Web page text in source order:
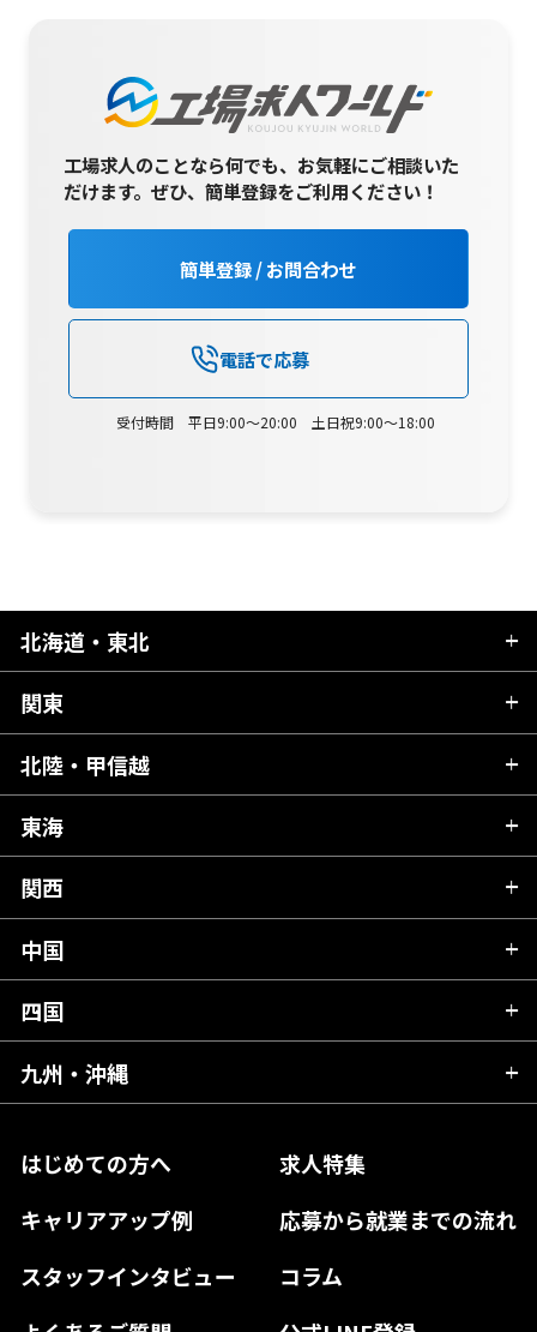
工場求人のことなら何でも、お気軽にご相談いた
だけます。ぜひ、簡単登録をご利用ください！
簡単登録 / お問合わせ
電話で応募
受付時間 平日9:00～20:00 土日祝9:00～18:00
はじめての方へ
求人特集
キャリアアップ例
応募から就業までの流れ
スタッフインタビュー
コラム
北海道・東北
北海道
青森県
秋田県
岩手県
宮城県
福島県
関東
茨城県
栃木県
群馬県
千葉県
東京都
神奈川県
北陸・甲信越
新潟県
富山県
石川県
山梨県
長野県
東海
岐阜県
静岡県
愛知県
関西
滋賀県
京都府
大阪府
奈良県
和歌山県
中国
広島県
岡山県
島根県
山口県
四国
愛媛県
高知県
徳島県
九州・沖縄